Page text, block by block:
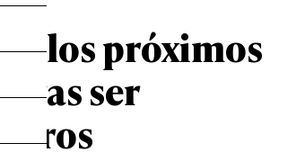
los próximos
tras ser